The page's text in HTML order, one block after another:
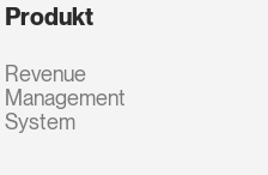
Produkt
Revenue
Management
System